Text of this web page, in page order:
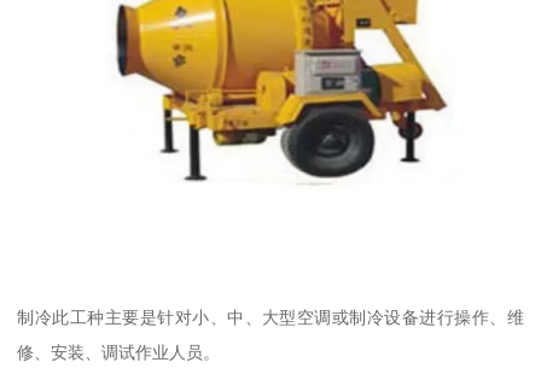
制冷此工种主要是针对小、中、大型空调或制冷设备进行操作、维
修、安装、调试作业人员。